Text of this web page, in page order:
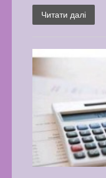
Читати далі